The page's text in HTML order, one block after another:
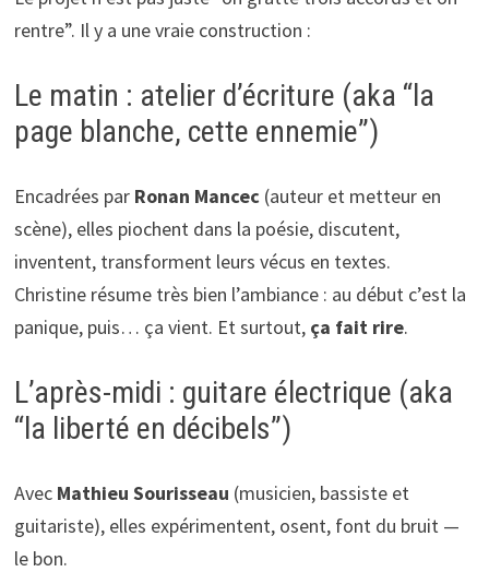
rentre”. Il y a une vraie construction :
Le matin : atelier d’écriture (aka “la
page blanche, cette ennemie”)
Encadrées par Ronan Mancec (auteur et metteur en
scène), elles piochent dans la poésie, discutent,
inventent, transforment leurs vécus en textes.
Christine résume très bien l’ambiance : au début c’est la
panique, puis… ça vient. Et surtout, ça fait rire.
L’après-midi : guitare électrique (aka
“la liberté en décibels”)
Avec Mathieu Sourisseau (musicien, bassiste et
guitariste), elles expérimentent, osent, font du bruit —
le bon.